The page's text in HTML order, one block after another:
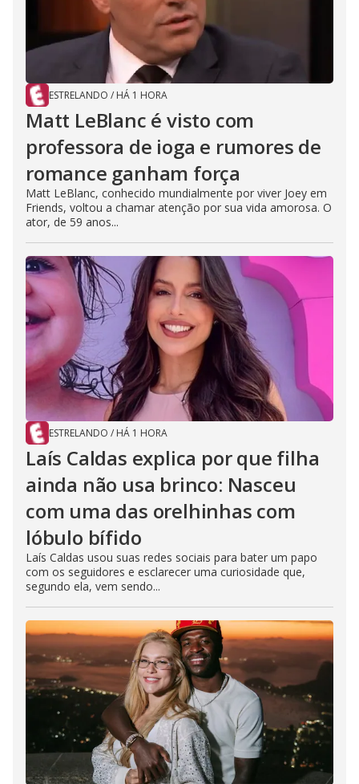
ESTRELANDO / HÁ 1 HORA
Matt LeBlanc é visto com
professora de ioga e rumores de
romance ganham força
Matt LeBlanc, conhecido mundialmente por viver Joey em
Friends, voltou a chamar atenção por sua vida amorosa. O
ator, de 59 anos...
ESTRELANDO / HÁ 1 HORA
Laís Caldas explica por que filha
ainda não usa brinco: Nasceu
com uma das orelhinhas com
lóbulo bífido
Laís Caldas usou suas redes sociais para bater um papo
com os seguidores e esclarecer uma curiosidade que,
segundo ela, vem sendo...